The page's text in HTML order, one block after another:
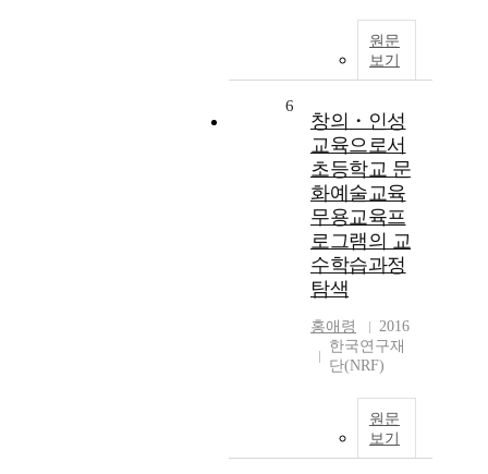
원문
보기
6
창의・인성
교육으로서
초등학교 문
화예술교육
무용교육프
로그램의 교
수학습과정
탐색
홍애령
2016
한국연구재
단(NRF)
원문
보기